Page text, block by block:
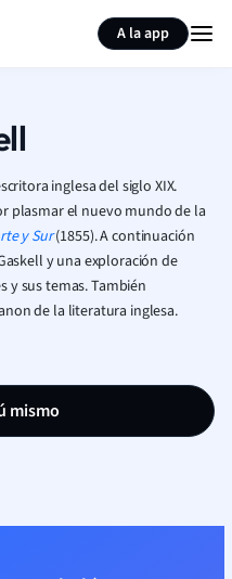
A la app
inglesa del siglo XIX.
plasmar el nuevo mundo de la
y Sur(1855). A continuación
y una exploración de
y sus temas. También
de la literatura inglesa.
mismo
Resumir página